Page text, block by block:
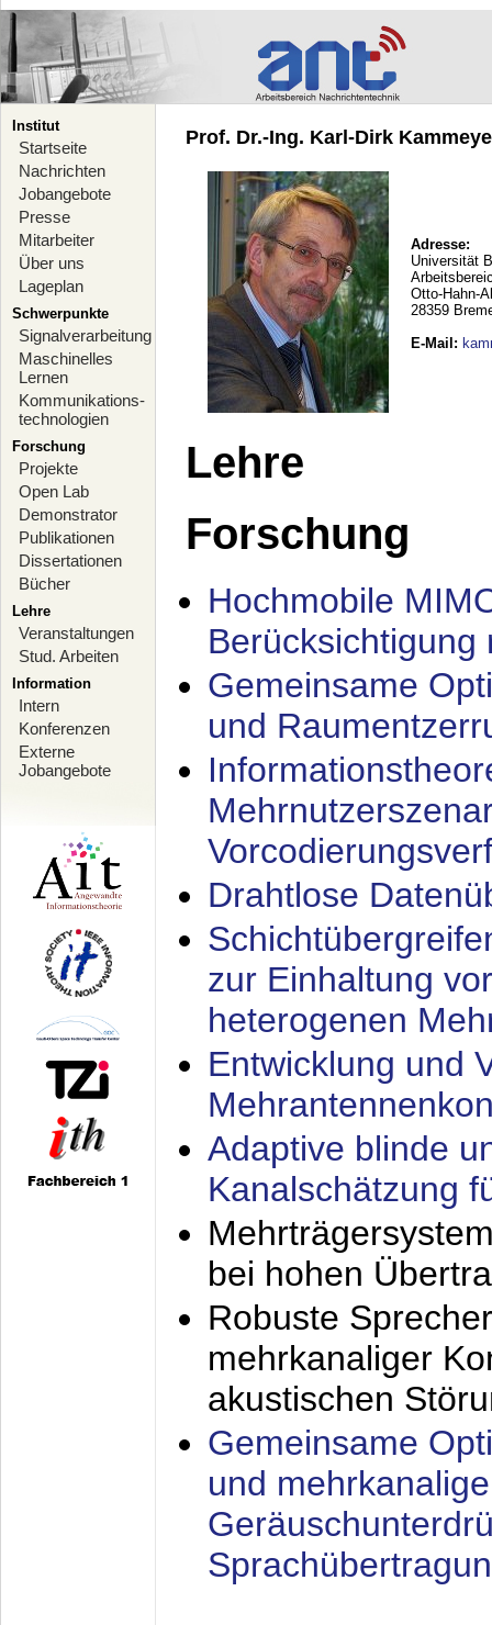
Institut
Startseite
Nachrichten
Jobangebote
Presse
Mitarbeiter
Über uns
Lageplan
Schwerpunkte
Signalverarbeitung
Maschinelles
Lernen
Kommunikations-
technologien
Forschung
Projekte
Open Lab
Demonstrator
Publikationen
Dissertationen
Bücher
Lehre
Veranstaltungen
Stud. Arbeiten
Information
Intern
Konferenzen
Externe
Jobangebote
Prof. Dr.-Ing. Karl-Dirk
Adresse:
Universität
Otto-Hahn-
28359
E-Mail :
Lehre
Forschung
Hochmobile
Berücksichtigung
Gemeinsame
und
Drahtlose
zur Einhaltung
heterogenen
Entwicklung und
Adaptive blinde
Kanalschätzung
bei hohen
Robuste
mehrkanaliger
akustischen
Gemeinsame
und